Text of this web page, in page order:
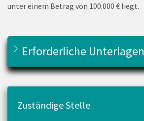
unter einem Betrag von 100.000 € liegt.
Erforderliche Unterlagen
Zuständige Stelle